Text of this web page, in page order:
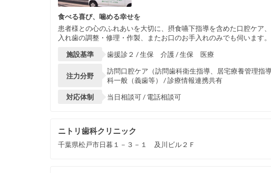
食べる喜び、噛める幸せを
患者様との心のふれあいを大切に、摂食嚥下指導を含めた口腔ケア
入れ歯の調整・修理・作製、またお口のお手入れのみでも伺います
施設基準
歯援診２ / 生保 介護 / 生保 医療
注力分野
訪問口腔ケア（訪問歯科衛生指導、居宅療養管理指
科一般（義歯等） / 診療情報連携共有
対応体制
当日相談可 / 電話相談可
ニトリ歯科クリニック
千葉県松戸市日暮１－３－１ 及川ビル２Ｆ